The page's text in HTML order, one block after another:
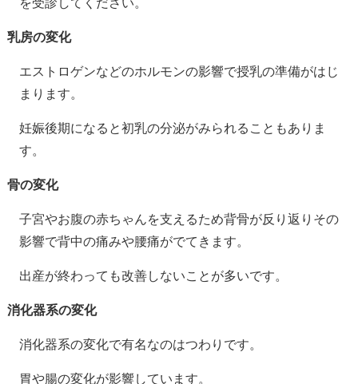
乳房の変化
エストロゲンなどのホルモンの影響で授乳の準備がはじ
まります。
妊娠後期になると初乳の分泌がみられることもありま
す。
骨の変化
子宮やお腹の赤ちゃんを支えるため背骨が反り返りその
影響で背中の痛みや腰痛がでてきます。
出産が終わっても改善しないことが多いです。
消化器系の変化
消化器系の変化で有名なのはつわりです。
胃や腸の変化が影響しています。